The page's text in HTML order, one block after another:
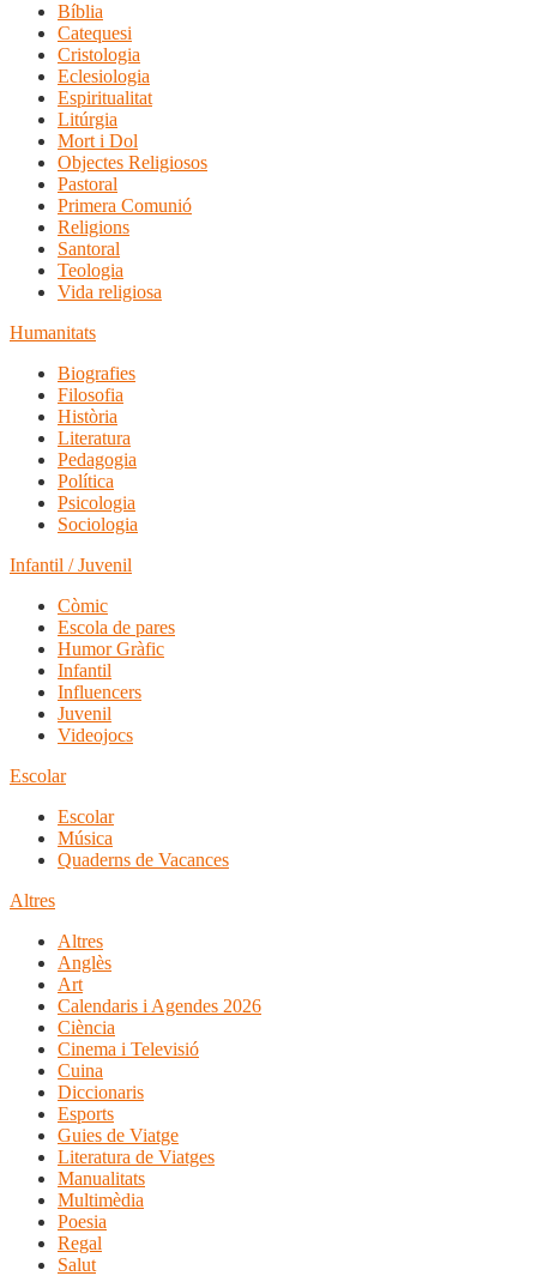
Bíblia
Catequesi
Cristologia
Eclesiologia
Espiritualitat
Litúrgia
Mort i Dol
Objectes Religiosos
Pastoral
Primera Comunió
Religions
Santoral
Teologia
Vida religiosa
Humanitats
Biografies
Filosofia
Història
Literatura
Pedagogia
Política
Psicologia
Sociologia
Infantil / Juvenil
Còmic
Escola de pares
Humor Gràfic
Infantil
Influencers
Juvenil
Videojocs
Escolar
Escolar
Música
Quaderns de Vacances
Altres
Altres
Anglès
Art
Calendaris i Agendes 2026
Ciència
Cinema i Televisió
Cuina
Diccionaris
Esports
Guies de Viatge
Literatura de Viatges
Manualitats
Multimèdia
Poesia
Regal
Salut